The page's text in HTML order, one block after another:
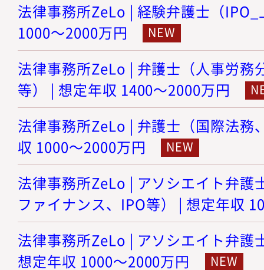
法律事務所ZeLo | 経験弁護士（
1000～2000万円
法律事務所ZeLo | 弁護士（人事労務
等） | 想定年収 1400～2000万円
法律事務所ZeLo | 弁護士（国際法務
収 1000～2000万円
法律事務所ZeLo | アソシエイト弁護
ファイナンス、IPO等） | 想定年収
法律事務所ZeLo | アソシエイト弁護
想定年収 1000～2000万円